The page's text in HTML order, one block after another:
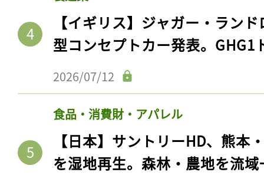
【イギリス】ジャガー・ラン
型コンセプトカー発表。GHG1
2026/07/12
食品・消費財・アパレル
【日本】サントリーHD、熊本
を湿地再生。森林・農地を流